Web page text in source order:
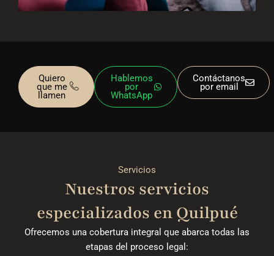
Quiero
que me
llamen
Hablemos
por
WhatsApp
Contáctanos
por email
Servicios
Nuestros servicios
especializados en Quilpué
Ofrecemos una cobertura integral que abarca todas las
etapas del proceso legal: